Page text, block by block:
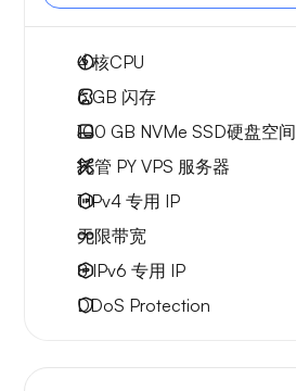
4核CPU
6 GB 闪存
100 GB NVMe SSD硬盘空间
托管 PY VPS 服务器
1 IPv4 专用 IP
无限带宽
8 IPv6 专用 IP
DDoS Protection